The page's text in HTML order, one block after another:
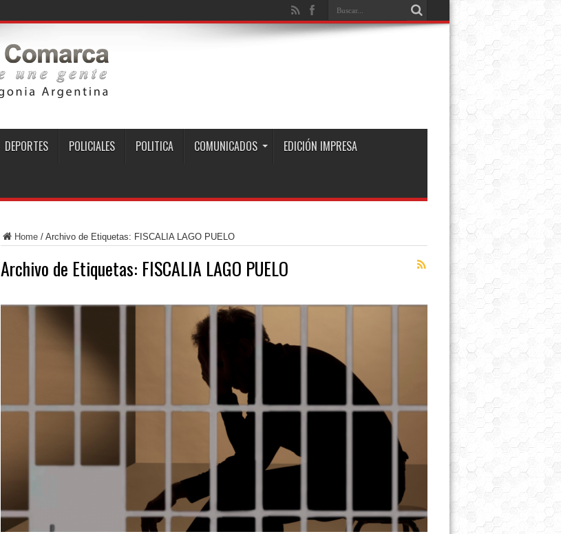
DEPORTES POLICIALES POLITICA COMUNICADOS EDICIÓN IMPRESA
Home/ Archivo de Etiquetas: FISCALIA LAGO PUELO
Archivo de Etiquetas: FISCALIA LAGO PUELO